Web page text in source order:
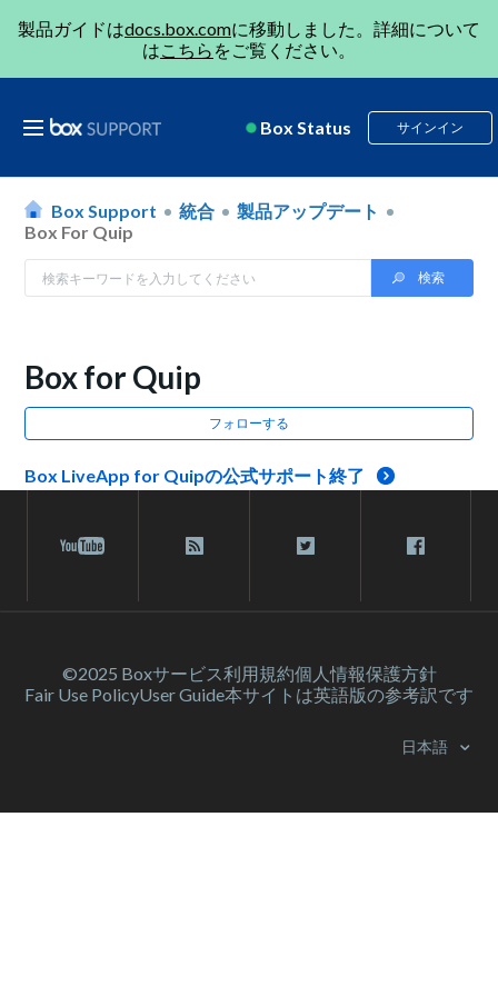
製品ガイドはdocs.box.comに移動しました。詳細について
はこちら をご覧ください。
Box Status サインイン
Box Support 統合
製品アップデート
Box For Quip
Box for Quip
フォローする
Box LiveApp for Quipの公式サポート終了
©2025 Boxサービス利⽤規約個人情報保護方針
Fair Use PolicyUser Guide本サイトは英語版の参考訳です
日本語